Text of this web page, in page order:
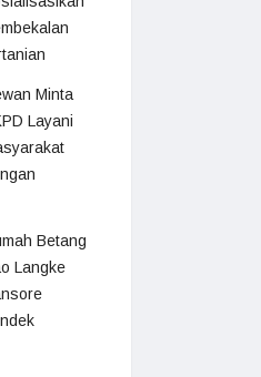
Minta
Layani
Betang
Langke